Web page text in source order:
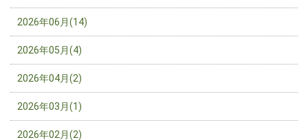
2026年06月(14)
2026年05月(4)
2026年04月(2)
2026年03月(1)
2026年02月(2)